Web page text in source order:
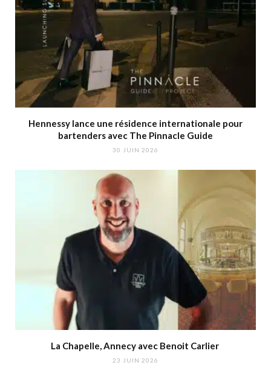
Hennessy lance une résidence internationale pour
bartenders avec The Pinnacle Guide
30 JUIN 2026
La Chapelle, Annecy avec Benoit Carlier
23 JUIN 2026